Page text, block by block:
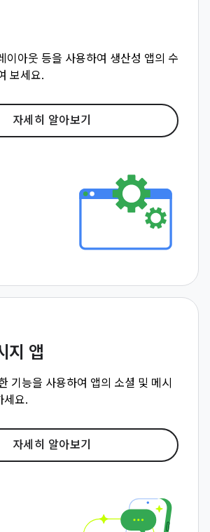
이아웃 등을 사용하여 생산성 앱의 수
보세요.
자세히 알아보기
지 앱
기능을 사용하여 앱의 소셜 및 메시
세요.
자세히 알아보기